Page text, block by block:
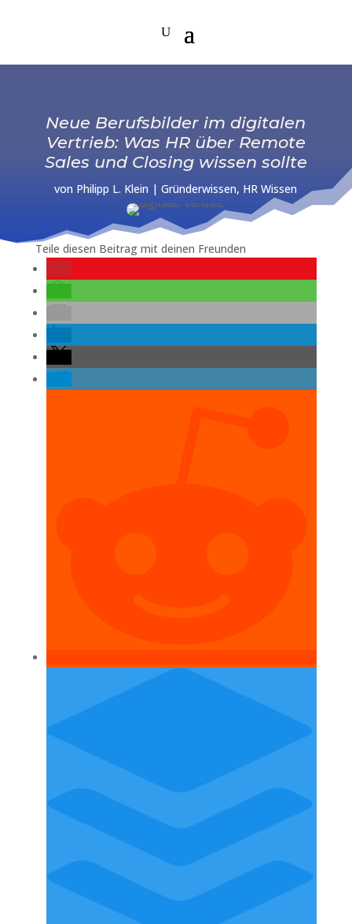
Neue Berufsbilder im digitalen
Vertrieb: Was HR über Remote
Sales und Closing wissen sollte
von Philipp L. Klein |Gründerwissen, HR Wissen
Teile diesen Beitrag mit deinen Freunden